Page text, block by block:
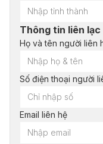
Thông tin liên lạc
Họ và tên người liên
Số điện thoại người
Email liên hệ